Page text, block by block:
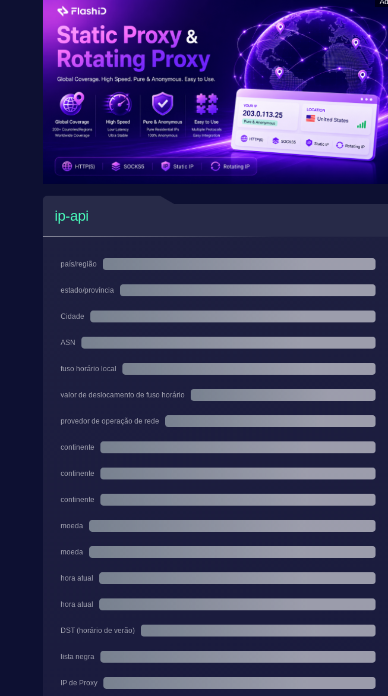
Ad
ip-api
país/região
estado/província
Cidade
ASN
fuso horário local
valor de deslocamento de fuso horário
provedor de operação de rede
continente
continente
continente
moeda
moeda
hora atual
hora atual
DST (horário de verão)
lista negra
IP de Proxy